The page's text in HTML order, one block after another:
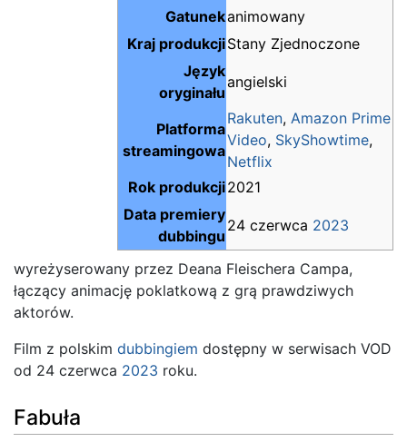
Gatunekanimowany
Kraj produkcjiStany Zjednoczone
Język
oryginału
angielski
Platforma
streamingowa
Rakuten, Amazon Prime
Video, SkyShowtime,
Netflix
Rok produkcji2021
Data premiery
dubbingu
24 czerwca 2023
wyreżyserowany przez Deana Fleischera Campa,
łączący animację poklatkową z grą prawdziwych
aktorów.
Film z polskim dubbingiem dostępny w serwisach VOD
od 24 czerwca 2023 roku.
Fabuła